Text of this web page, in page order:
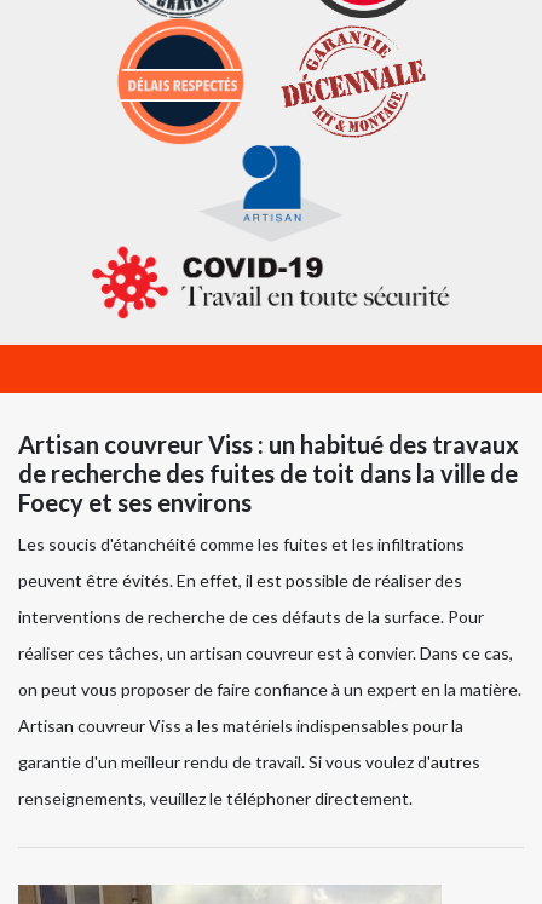
Artisan couvreur Viss : un habitué des travaux
de recherche des fuites de toit dans la ville de
Foecy et ses environs
Les soucis d'étanchéité comme les fuites et les infiltrations
peuvent être évités. En effet, il est possible de réaliser des
interventions de recherche de ces défauts de la surface. Pour
réaliser ces tâches, un artisan couvreur est à convier. Dans ce cas,
on peut vous proposer de faire confiance à un expert en la matière.
Artisan couvreur Viss a les matériels indispensables pour la
garantie d'un meilleur rendu de travail. Si vous voulez d'autres
renseignements, veuillez le téléphoner directement.